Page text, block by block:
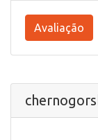
Avaliação